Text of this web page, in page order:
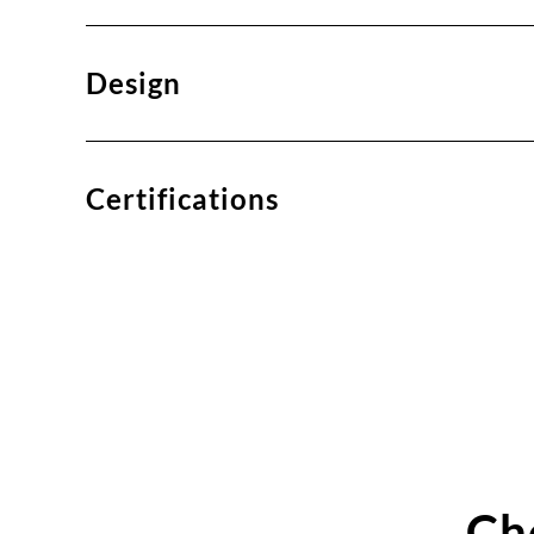
Design
Certifications